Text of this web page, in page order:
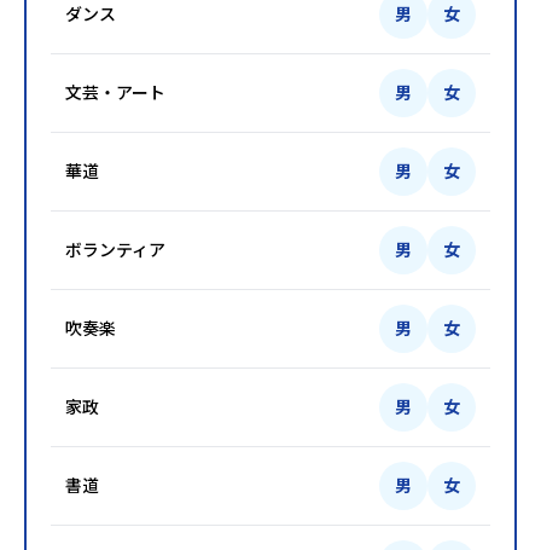
ダンス 男 女
文芸・アート 男 女
華道 男 女
ボランティア 男 女
吹奏楽 男 女
家政 男 女
書道 男 女